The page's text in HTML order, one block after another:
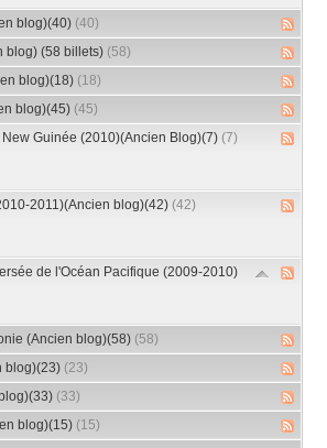
blog)(40) (40)
blog) (58 billets) (58)
blog)(18) (18)
blog)(45) (45)
Guinée (2010)(Ancien Blog)(7) (7)
2011)(Ancien blog)(42) (42)
de l'Océan Pacifique (2009-2010)
(Ancien blog)(58) (58)
blog)(23) (23)
(33)
blog)(15) (15)